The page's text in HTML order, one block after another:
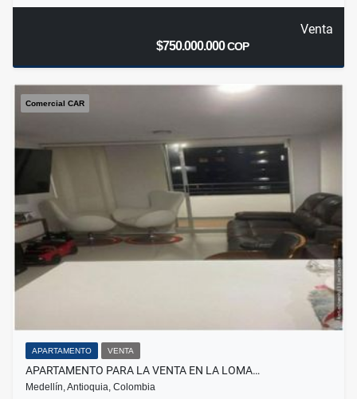
Venta
$750.000.000COP
Comercial CAR
APARTAMENTO VENTA
APARTAMENTO PARA LA VENTA EN LA LOMA…
Medellín, Antioquia, Colombia